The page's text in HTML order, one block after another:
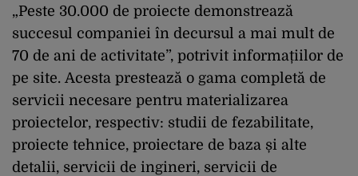
„Peste 30.000 de proiecte demonstrează
succesul companiei în decursul a mai mult de
70 de ani de activitate”, potrivit informațiilor de
pe site. Acesta prestează o gama completă de
servicii necesare pentru materializarea
proiectelor, respectiv: studii de fezabilitate,
proiecte tehnice, proiectare de baza și alte
detalii, servicii de ingineri, servicii de